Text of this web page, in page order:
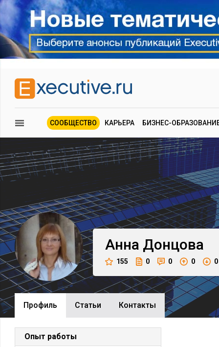
СООБЩЕСТВО КАРЬЕРА БИЗНЕС-
Анна Донцова
155 0 0 0 0
Профиль Cтатьи Контакты
Опыт работы